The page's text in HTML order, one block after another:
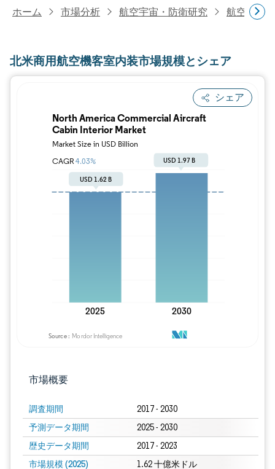
ホーム 市場分析 航空宇宙・防衛研究 航空機部
北米商用航空機客室内装市場規模とシェア
シェア
市場概要
調査期間 2017 - 2030
予測データ期間 2025 - 2030
歴史データ期間 2017 - 2023
市場規模 (2025) 1.62 十億米ドル